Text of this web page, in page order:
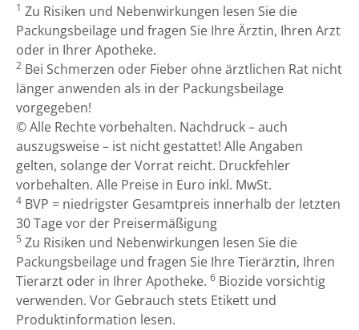
1 Zu Risiken und Nebenwirkungen lesen Sie die
Packungsbeilage und fragen Sie Ihre Ärztin, Ihren Arzt
oder in Ihrer Apotheke.
2 Bei Schmerzen oder Fieber ohne ärztlichen Rat nicht
länger anwenden als in der Packungsbeilage
vorgegeben!
© Alle Rechte vorbehalten. Nachdruck – auch
auszugsweise – ist nicht gestattet! Alle Angaben
gelten, solange der Vorrat reicht. Druckfehler
vorbehalten. Alle Preise in Euro inkl. MwSt.
4 BVP = niedrigster Gesamtpreis innerhalb der letzten
30 Tage vor der Preisermäßigung
5 Zu Risiken und Nebenwirkungen lesen Sie die
Packungsbeilage und fragen Sie Ihre Tierärztin, Ihren
Tierarzt oder in Ihrer Apotheke. 6 Biozide vorsichtig
verwenden. Vor Gebrauch stets Etikett und
Produktinformation lesen.